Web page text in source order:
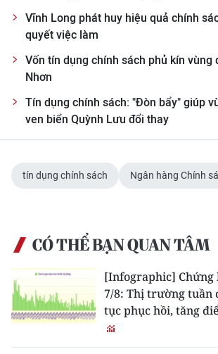
Vĩnh Long phát huy hiệu quả chính
quyết việc làm
Vốn tín dụng chính sách phủ kín vùng
Nhơn
Tín dụng chính sách: "Đòn bẩy" giúp
ven biển Quỳnh Lưu đổi thay
tín dụng chính sách Ngân hàng Chính
CÓ THỂ BẠN QUAN TÂM
[Infographic] Chứng
7/8: Thị trường tuần
tục phục hồi, tăng